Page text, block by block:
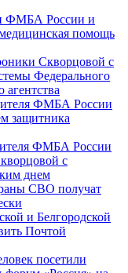
ФМБА России и
помощь
Скворцовой с
Федерального
агентства
ФМБА России
защитника
ФМБА России
с
днем
СВО получат
и Белгородской
Почтой
посетили